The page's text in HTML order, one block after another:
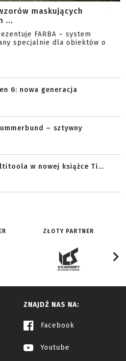
maskujących
...
FARBA – system
specjalnie dla obiektów o
6: nowa generacja
– sztywny
w nowej książce Ti...
ZŁOTY PARTNER
ZNAJDŹ NAS NA:
Facebook
Youtube